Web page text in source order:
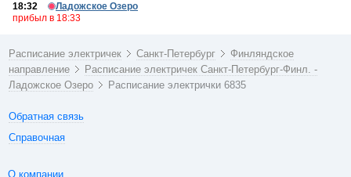
18:32
Ладожское Озеро
прибыл в 18:33
Расписание электричек Санкт-Петербург
Финляндское
направление
Расписание электричек Санкт-Петербург-Финл. -
Ладожское Озеро
Расписание электрички 6835
Обратная связь
Справочная
О компании